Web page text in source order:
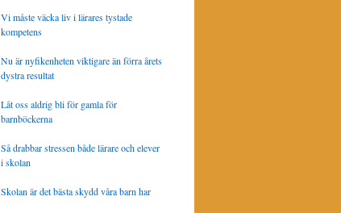
Vi måste väcka liv i lärares tystade
kompetens
Nu är nyfikenheten viktigare än förra årets
dystra resultat
Låt oss aldrig bli för gamla för
barnböckerna
Så drabbar stressen både lärare och elever
i skolan
Skolan är det bästa skydd våra barn har